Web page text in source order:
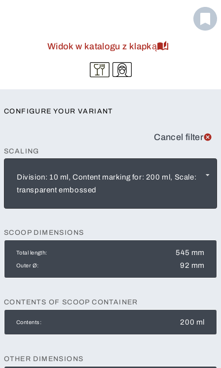
Widok w katalogu z klapką
CONFIGURE YOUR VARIANT
Cancel filter
SCALING
Division: 10 ml, Content marking for: 200 ml, Scale:
transparent embossed
SCOOP DIMENSIONS
Total length: 545 mm
Outer Ø: 92 mm
CONTENTS OF SCOOP CONTAINER
Contents: 200 ml
OTHER DIMENSIONS